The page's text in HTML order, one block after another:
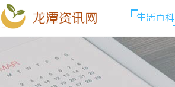
龙潭资讯网 生活百科